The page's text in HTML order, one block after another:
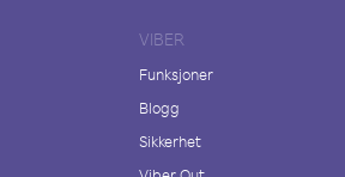
VIBER
Funksjoner
Blogg
Sikkerhet